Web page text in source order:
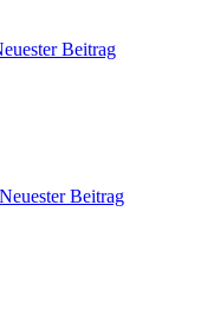
Beitrag
Neuester Beitrag